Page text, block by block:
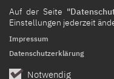
Auf der Seite
Einstellungen jederzeit
Notwendig
Impressum
Datenschutzerklärung